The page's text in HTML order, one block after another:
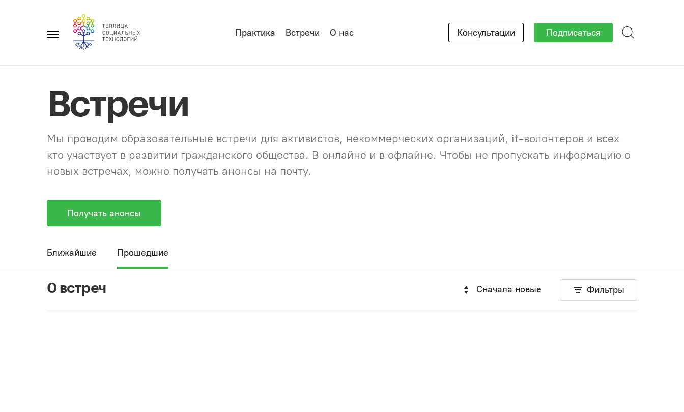
Главное
Практика Встречи О нас Консультации Подписаться
Встречи
Мы проводим образовательные встречи для активистов, некоммерческих организаций, it-волонтеров и всех
кто участвует в развитии гражданского общества. В онлайне и в офлайне. Чтобы не пропускать информацию о
новых встречах, можно получать анонсы на почту.
Получать анонсы
Ближайшие Прошедшие
0 встреч Сначала новые Фильтры